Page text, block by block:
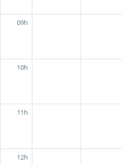
09h
10h
11h
12h